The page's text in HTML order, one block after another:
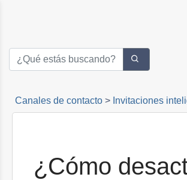
Canales de contacto > Invitaciones
Cómo hacer que un operador
en las invitaciones de un dominio
Cómo hacer que un evento solo
¿Cómo